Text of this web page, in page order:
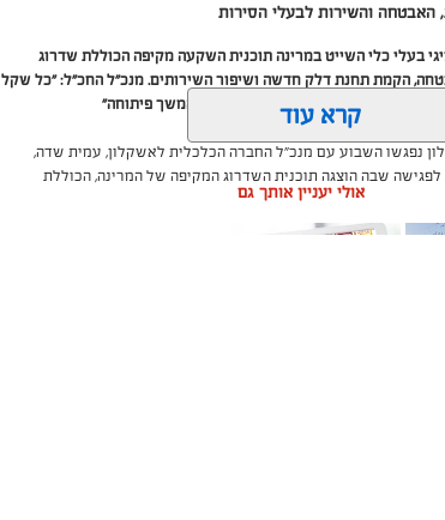
האבטחה והשירות לבעלי הסירות
בעלי כלי השייט במרינה תוכנית השקעה מקיפה הכוללת שדרוג
הקמת תחנת דלק חדשה ושיפור השירותים. מנכ"ל החכ"ל: "כל שקל
אליהם באמצעות שיפור המרינה והמשך פיתוחה"
נפגשו השבוע עם מנכ"ל החברה הכלכלית לאשקלון, עמית שדה,
לפגישה שבה הוצגה תוכנית השדרוג המקיפה של המרינה, הכוללת
ובפיתוח המקום לטובת ציבור בעלי הסירות.
קרא עוד
אולי יעניין אותך גם